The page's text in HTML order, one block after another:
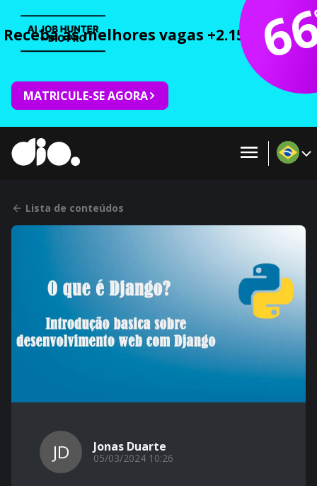
Receba as melhores vagas +2.150 cursos
MATRICULE-SE AGORA
Lista de conteúdos
JD Jonas Duarte
05/03/2024 10:26